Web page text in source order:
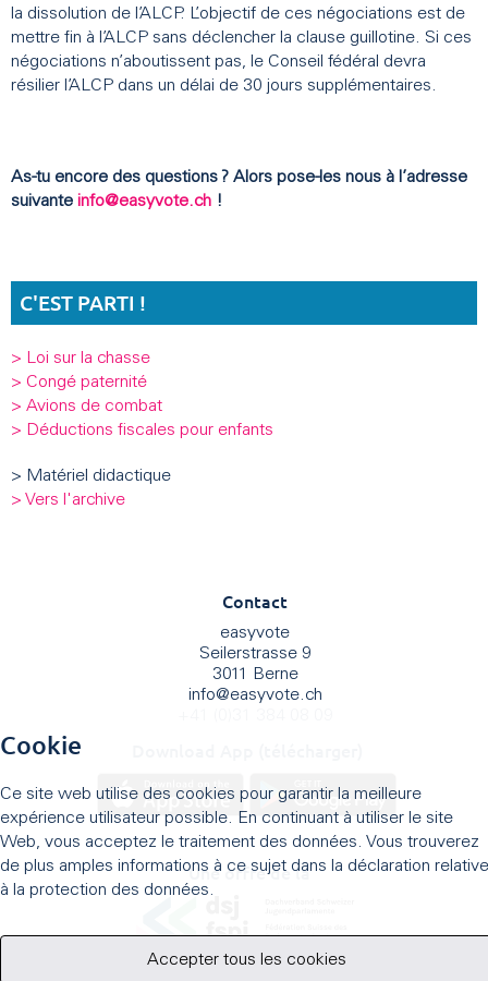
la dissolution de l’ALCP. L’objectif de ces négociations est de
mettre fin à l’ALCP sans déclencher la clause guillotine. Si ces
négociations n’aboutissent pas, le Conseil fédéral devra
résilier l’ALCP dans un délai de 30 jours supplémentaires.
As-tu encore des questions ? Alors pose-les nous à l’adresse
suivante info@easyvote.ch !
C'EST PARTI !
> Loi sur la chasse
> Congé paternité
> Avions de combat
> Déductions fiscales pour enfants
> Matériel didactique
> Vers l'archive
Contact
easyvote
Seilerstrasse 9
3011 Berne
info@easyvote.ch
Une offre de la
Cookie
Ce site web utilise des cookies pour garantir la meilleure
expérience utilisateur possible. En continuant à utiliser le site
Web, vous acceptez le traitement des données. Vous trouverez
de plus amples informations à ce sujet dans la déclaration relative
à la protection des données.
Accepter tous les cookies